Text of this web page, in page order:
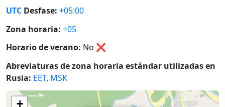
UTC Desfase: +05:00
Zona horaria: +05
Horario de verano: No ❌
Abreviaturas de zona horaria estándar utilizadas en
Rusia: EET, MSK
+